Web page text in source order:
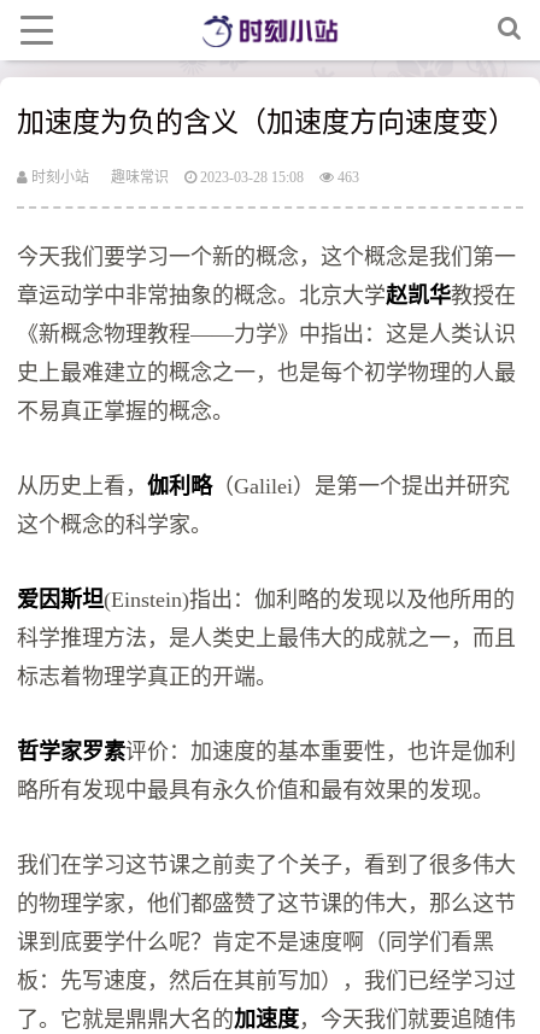
加速度为负的含义（加速度方向速度变）
时刻小站 趣味常识 2023-03-28 15:08 463
今天我们要学习一个新的概念，这个概念是我们第一
章运动学中非常抽象的概念。北京大学赵凯华教授在
《新概念物理教程——力学》中指出：这是人类认识
史上最难建立的概念之一，也是每个初学物理的人最
不易真正掌握的概念。
从历史上看，伽利略（Galilei）是第一个提出并研究
这个概念的科学家。
爱因斯坦(Einstein)指出：伽利略的发现以及他所用的
科学推理方法，是人类史上最伟大的成就之一，而且
标志着物理学真正的开端。
哲学家罗素评价：加速度的基本重要性，也许是伽利
略所有发现中最具有永久价值和最有效果的发现。
我们在学习这节课之前卖了个关子，看到了很多伟大
的物理学家，他们都盛赞了这节课的伟大，那么这节
课到底要学什么呢？肯定不是速度啊（同学们看黑
板：先写速度，然后在其前写加），我们已经学习过
了。它就是鼎鼎大名的加速度，今天我们就要追随伟